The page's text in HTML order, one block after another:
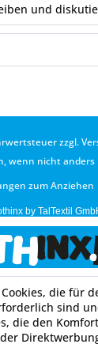
und
zzgl.
wenn nicht anders
zum Anziehen
by TalTextil
die für
sind
die den